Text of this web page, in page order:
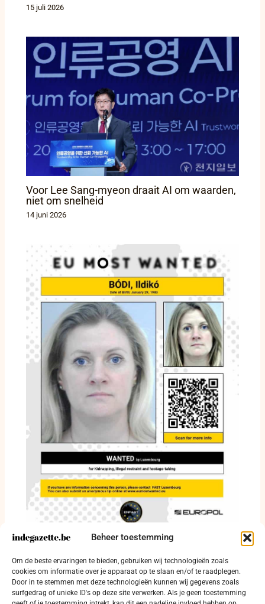
Beheer toestemming
Om de beste ervaringen te bieden, gebruiken wij technologieën zoals
cookies om informatie over je apparaat op te slaan en/of te raadplegen.
Door in te stemmen met deze technologieën kunnen wij gegevens zoals
surfgedrag of unieke ID's op deze site verwerken. Als je geen toestemming
15 juli 2026
Voor Lee Sang-myeon draait AI om waarden,
niet om snelheid
14 juni 2026
Vader zag kind sinds 2023 niet meer:
Luxemburg zoekt Bódi Ildikó
12 juni 2026